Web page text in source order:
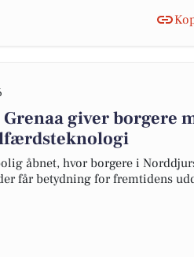
giver borgere
åbnet, hvor borgere i
får betydning for fremtidens